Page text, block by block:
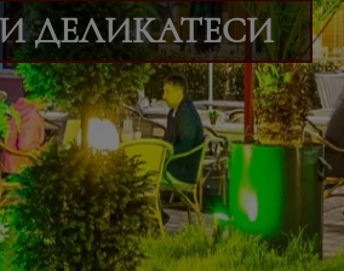
ДЕЛИКАТЕСИ